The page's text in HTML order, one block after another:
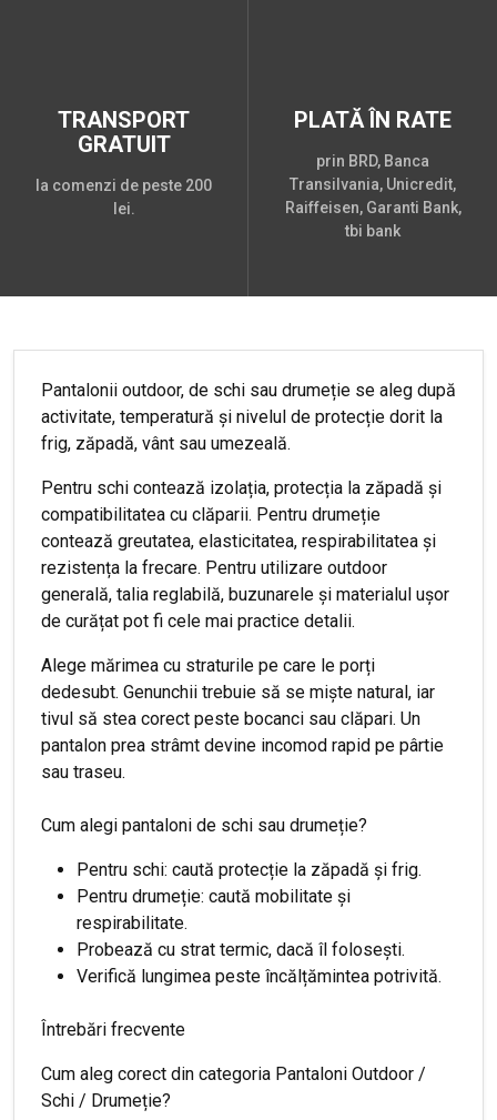
TRANSPORT
GRATUIT
la comenzi de peste 200
lei.
PLATĂ ÎN RATE
prin BRD, Banca
Transilvania, Unicredit,
Raiffeisen, Garanti Bank,
tbi bank
Pantalonii outdoor, de schi sau drumeție se aleg după
activitate, temperatură și nivelul de protecție dorit la
frig, zăpadă, vânt sau umezeală.
Pentru schi contează izolația, protecția la zăpadă și
compatibilitatea cu clăparii. Pentru drumeție
contează greutatea, elasticitatea, respirabilitatea și
rezistența la frecare. Pentru utilizare outdoor
generală, talia reglabilă, buzunarele și materialul ușor
de curățat pot fi cele mai practice detalii.
Alege mărimea cu straturile pe care le porți
dedesubt. Genunchii trebuie să se miște natural, iar
tivul să stea corect peste bocanci sau clăpari. Un
pantalon prea strâmt devine incomod rapid pe pârtie
sau traseu.
Cum alegi pantaloni de schi sau drumeție?
Pentru schi: caută protecție la zăpadă și frig.
Pentru drumeție: caută mobilitate și
respirabilitate.
Probează cu strat termic, dacă îl folosești.
Verifică lungimea peste încălțămintea potrivită.
Întrebări frecvente
Cum aleg corect din categoria Pantaloni Outdoor /
Schi / Drumeție?